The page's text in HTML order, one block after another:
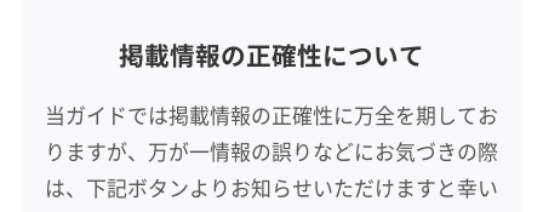
石巻市
仙台市宮城野区 仙台市若林区
仙台市青葉区
仙台市泉区
仙台市太白区 多賀城市 大崎市
登米市
東松島市
白石市 富谷市 名取市
伊具郡丸森町
もっと見る
掲載情報の正確性について
当ガイドでは掲載情報の正確性に万全を期してお
りますが、万が一情報の誤りなどにお気づきの際
は、下記ボタンよりお知らせいただけますと幸い